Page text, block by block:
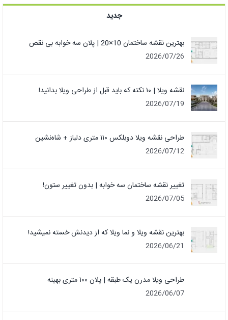
جدید
بهترین نقشه ساختمان 10×20 | پلان سه خوابه بی نقص
2026/07/26
نقشه ویلا | ۱۰ نکته که باید قبل از طراحی ویلا بدانید!
2026/07/19
طراحی نقشه ویلا دوبلکس ۱۱۰ متری دلباز + شاه‌نشین
2026/07/12
تغییر نقشه ساختمان سه خوابه | بدون تغییر ستون!
2026/07/05
بهترین نقشه ویلا و نما ویلا که از دیدنش خسته نمیشید!
2026/06/21
طراحی ویلا مدرن یک‌ طبقه | پلان ۱۰۰ متری بهینه
2026/06/07